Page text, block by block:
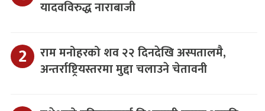
यादवविरुद्ध नाराबाजी
राम मनोहरको शव २२ दिनदेखि अस्पतालमै,
अन्तर्राष्ट्रियस्तरमा मुद्दा चलाउने चेतावनी